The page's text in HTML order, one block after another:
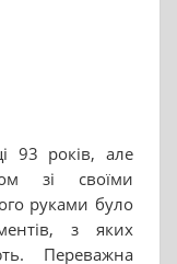
93 років, але
зі своїми
руками було
з яких
Переважна